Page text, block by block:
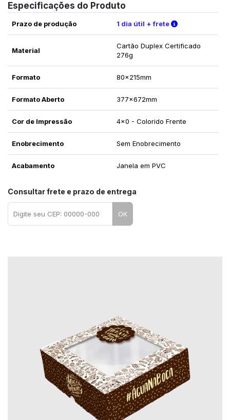
Especificações do Produto
Prazo de produção 1 dia útil + frete Verifique as
Material
Cartão Duplex Certificado
276g
Formato 80x215mm
Formato Aberto 377x672mm
Cor de Impressão 4x0 - Colorido Frente
Enobrecimento Sem Enobrecimento
Acabamento Janela em PVC
Consultar frete e prazo de entrega
OK